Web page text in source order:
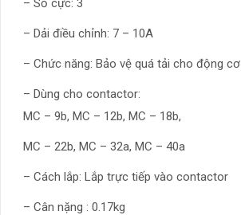
– Số cực: 3
– Dải điều chỉnh: 7 – 10A
– Chức năng: Bảo vệ quá tải cho động cơ
– Dùng cho contactor:
MC – 9b, MC – 12b, MC – 18b,
MC – 22b, MC – 32a, MC – 40a
– Cách lắp: Lắp trực tiếp vào contactor
– Cân nặng : 0.17kg